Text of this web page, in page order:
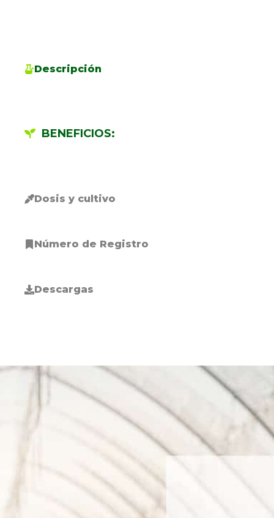
Descripción
Dosis y cultivo
Número de Registro
Descargas
BENEFICIOS: